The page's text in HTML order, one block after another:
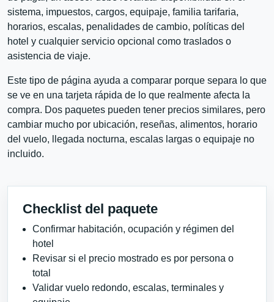
sistema, impuestos, cargos, equipaje, familia tarifaria,
horarios, escalas, penalidades de cambio, políticas del
hotel y cualquier servicio opcional como traslados o
asistencia de viaje.
Este tipo de página ayuda a comparar porque separa lo que
se ve en una tarjeta rápida de lo que realmente afecta la
compra. Dos paquetes pueden tener precios similares, pero
cambiar mucho por ubicación, reseñas, alimentos, horario
del vuelo, llegada nocturna, escalas largas o equipaje no
incluido.
Checklist del paquete
Confirmar habitación, ocupación y régimen del
hotel
Revisar si el precio mostrado es por persona o
total
Validar vuelo redondo, escalas, terminales y